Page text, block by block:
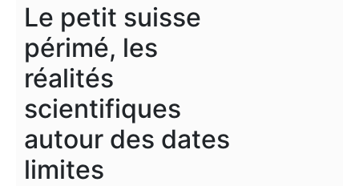
Le petit suisse
périmé, les
réalités
scientifiques
autour des dates
limites